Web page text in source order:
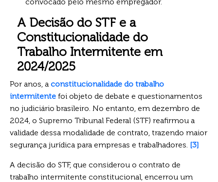
A Decisão do STF e a
Constitucionalidade do
Trabalho Intermitente em
2024/2025
Por anos, a constitucionalidade do trabalho
intermitente foi objeto de debate e questionamentos
no judiciário brasileiro. No entanto, em dezembro de
2024, o Supremo Tribunal Federal (STF) reafirmou a
validade dessa modalidade de contrato, trazendo maior
segurança jurídica para empresas e trabalhadores. [3]
A decisão do STF, que considerou o contrato de
trabalho intermitente constitucional, encerrou um